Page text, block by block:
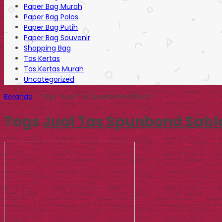
Paper Bag Murah
Paper Bag Polos
Paper Bag Putih
Paper Bag Souvenir
Shopping Bag
Tas Kertas
Tas Kertas Murah
Uncategorized
Beranda»Tags "Jual Tas Spunbond Sablon"
TagsJual Tas Spunbond